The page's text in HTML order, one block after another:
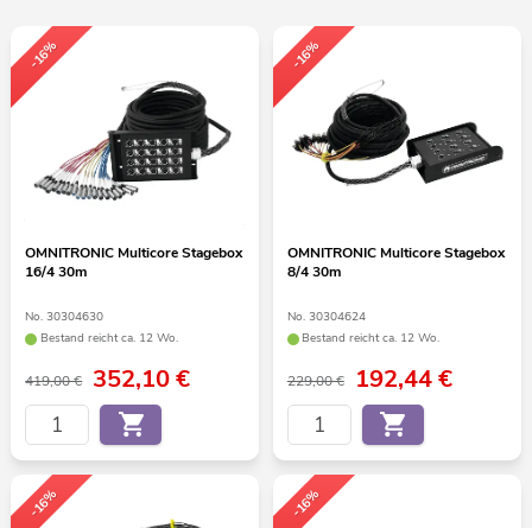
-16%
OMNITRONIC Multicore Stagebox
16/4 30m
No. 30304630
Bestand reicht ca. 12 Wo.
419,00 € 352,10€
-16%
OMNITRONIC Multicore Stagebox
8/4 30m
No. 30304624
Bestand reicht ca. 12 Wo.
229,00 € 192,44€
-16% -16%